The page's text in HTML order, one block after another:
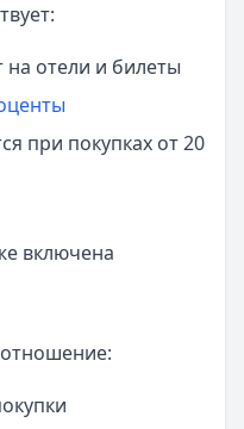
на отели и билеты
при покупках от 20
включена